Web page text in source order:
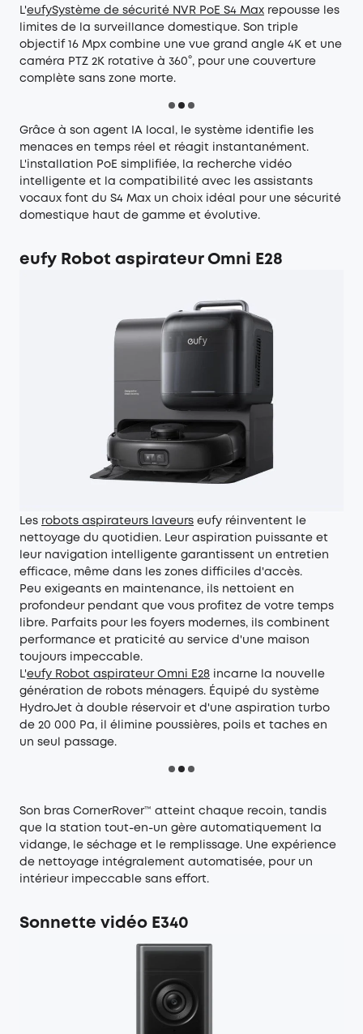
L'eufySystème de sécurité NVR PoE S4 Max repousse les
limites de la surveillance domestique. Son triple
objectif 16 Mpx combine une vue grand angle 4K et une
caméra PTZ 2K rotative à 360°, pour une couverture
complète sans zone morte.
Grâce à son agent IA local, le système identifie les
menaces en temps réel et réagit instantanément.
L'installation PoE simplifiée, la recherche vidéo
intelligente et la compatibilité avec les assistants
vocaux font du S4 Max un choix idéal pour une sécurité
domestique haut de gamme et évolutive.
eufy Robot aspirateur Omni E28
Les robots aspirateurs laveurs eufy réinventent le
nettoyage du quotidien. Leur aspiration puissante et
leur navigation intelligente garantissent un entretien
efficace, même dans les zones difficiles d'accès.
Peu exigeants en maintenance, ils nettoient en
profondeur pendant que vous profitez de votre temps
libre. Parfaits pour les foyers modernes, ils combinent
performance et praticité au service d'une maison
toujours impeccable.
L'eufy Robot aspirateur Omni E28 incarne la nouvelle
génération de robots ménagers. Équipé du système
HydroJet à double réservoir et d'une aspiration turbo
de 20 000 Pa, il élimine poussières, poils et taches en
un seul passage.
Son bras CornerRover™ atteint chaque recoin, tandis
que la station tout-en-un gère automatiquement la
vidange, le séchage et le remplissage. Une expérience
de nettoyage intégralement automatisée, pour un
intérieur impeccable sans effort.
Sonnette vidéo E340